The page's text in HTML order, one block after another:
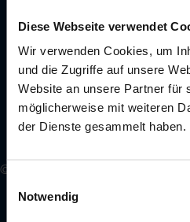
Diese Webseite verwendet
Wir verwenden Cookies, um
und die Zugriffe auf unsere
Website an unsere Partner für
möglicherweise mit weiteren
der Dienste gesammelt haben.
Notwendig
Consulta
Locais
Notificação legal
AGB
Protecção de dados
© Böllinghaus Steel GmbH